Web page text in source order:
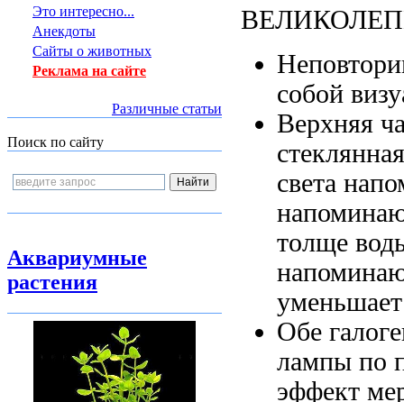
Это интересно...
Анекдоты
Сайты о животных
Реклама на сайте
Различные статьи
Поиск по сайту
Аквариумные
растения
собой
Верхняя
света
толще
Обе
лампы по
эффект